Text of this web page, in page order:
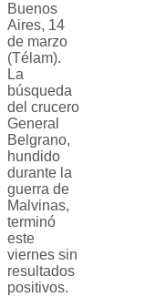
Buenos
Aires, 14
de marzo
(Télam).
La
búsqueda
del crucero
General
Belgrano,
hundido
durante la
guerra de
Malvinas,
terminó
este
viernes sin
resultados
positivos.